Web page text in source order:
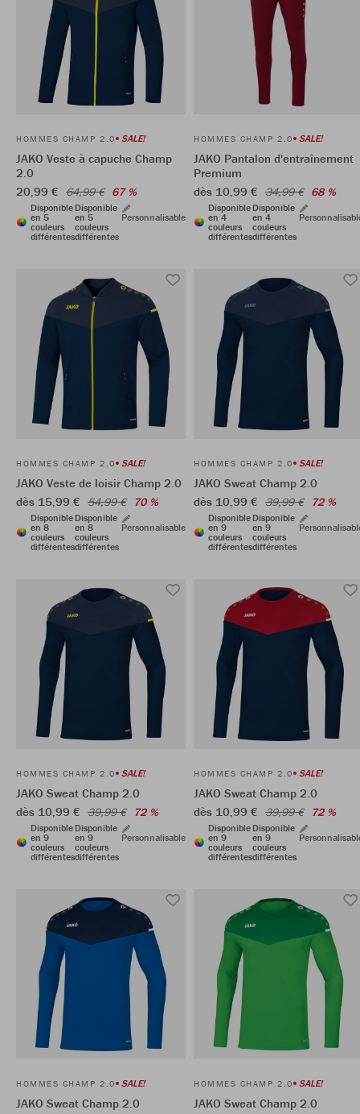
HOMMES CHAMP 2.0 SALE!
JAKO Veste à capuche Champ
2.0
20,99 € 64,99 € 67 %
Disponible
en 5
couleurs
différentes
Disponible
en 5
couleurs
différentes
Personnalisable
HOMMES CHAMP 2.0 SALE!
JAKO Pantalon d'entraînement
Premium
dès 10,99 € 34,99 € 68 %
Disponible
en 4
couleurs
différentes
Disponible
en 4
couleurs
différentes
HOMMES CHAMP 2.0 SALE!
JAKO Veste de loisir Champ 2.0
dès 15,99 € 54,99 € 70 %
Disponible
en 8
couleurs
différentes
Disponible
en 8
couleurs
différentes
Personnalisable
HOMMES CHAMP 2.0 SALE!
JAKO Sweat Champ 2.0
dès 10,99 € 39,99 € 72 %
Disponible
en 9
couleurs
différentes
Disponible
en 9
couleurs
différentes
HOMMES CHAMP 2.0 SALE!
JAKO Sweat Champ 2.0
dès 10,99 € 39,99 € 72 %
Disponible
en 9
couleurs
différentes
Disponible
en 9
couleurs
différentes
Personnalisable
HOMMES CHAMP 2.0 SALE!
JAKO Sweat Champ 2.0
dès 10,99 € 39,99 € 72 %
Disponible
en 9
couleurs
différentes
Disponible
en 9
couleurs
différentes
HOMMES CHAMP 2.0 SALE!
JAKO Sweat Champ 2.0
HOMMES CHAMP 2.0 SALE!
JAKO Sweat Champ 2.0